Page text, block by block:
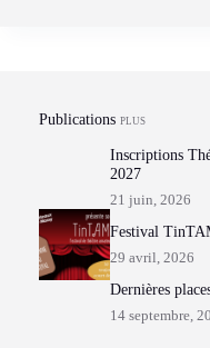
Publications PLUS
Inscriptions
2027
21 juin, 2026
Festival
29 avril, 2026
Dernières
14 septembre,